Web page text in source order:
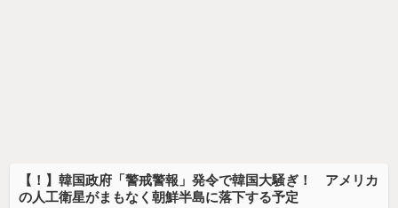
【！】韓国政府「警戒警報」発令で韓国大騒ぎ！ アメリカ
の人工衛星がまもなく朝鮮半島に落下する予定